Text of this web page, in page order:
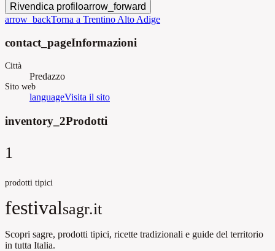
Rivendica profiloarrow_forward
arrow_backTorna a Trentino Alto Adige
contact_pageInformazioni
Città
Predazzo
Sito web
languageVisita il sito
inventory_2Prodotti
1
prodotti tipici
festivalsagr.it
Scopri sagre, prodotti tipici, ricette tradizionali e guide del territorio
in tutta Italia.